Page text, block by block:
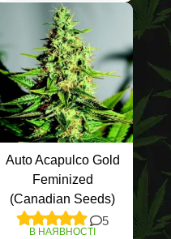
Auto Acapulco Gold
Feminized
(Canadian Seeds)
5
В НАЯВНОСТІ